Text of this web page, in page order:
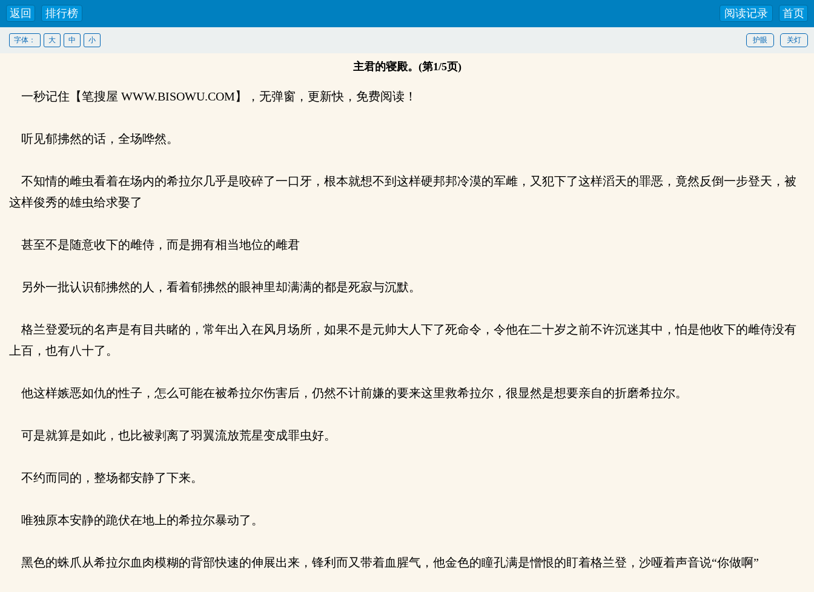
返回 排行榜 首页
阅读记录
关灯
护眼
字体： 大 中 小
主君的寝殿。(第1/5页)
一秒记住【笔搜屋 WWW.BISOWU.COM】，无弹窗，更新快，免费阅读！
听见郁拂然的话，全场哗然。
不知情的雌虫看着在场内的希拉尔几乎是咬碎了一口牙，根本就想不到这样硬邦邦冷漠的军雌，又犯下了这样滔天的罪恶，竟然反倒一步登天，被
这样俊秀的雄虫给求娶了
甚至不是随意收下的雌侍，而是拥有相当地位的雌君
另外一批认识郁拂然的人，看着郁拂然的眼神里却满满的都是死寂与沉默。
格兰登爱玩的名声是有目共睹的，常年出入在风月场所，如果不是元帅大人下了死命令，令他在二十岁之前不许沉迷其中，怕是他收下的雌侍没有
上百，也有八十了。
他这样嫉恶如仇的性子，怎么可能在被希拉尔伤害后，仍然不计前嫌的要来这里救希拉尔，很显然是想要亲自的折磨希拉尔。
可是就算是如此，也比被剥离了羽翼流放荒星变成罪虫好。
不约而同的，整场都安静了下来。
唯独原本安静的跪伏在地上的希拉尔暴动了。
黑色的蛛爪从希拉尔血肉模糊的背部快速的伸展出来，锋利而又带着血腥气，他金色的瞳孔满是憎恨的盯着格兰登，沙哑着声音说“你做啊”